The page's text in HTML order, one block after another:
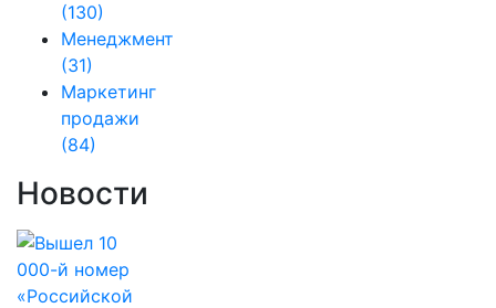
(130)
Менеджмент
(31)
Маркетинг
продажи
(84)
Новости